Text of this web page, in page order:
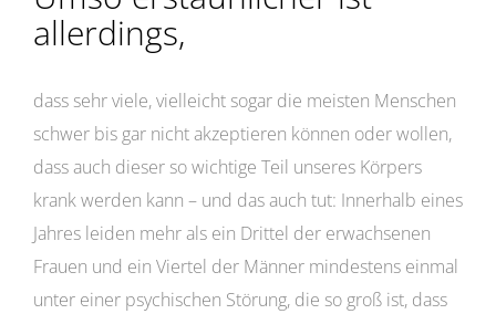
allerdings,
dass sehr viele, vielleicht sogar die meisten Menschen
schwer bis gar nicht akzeptieren können oder wollen,
dass auch dieser so wichtige Teil unseres Körpers
krank werden kann – und das auch tut: Innerhalb eines
Jahres leiden mehr als ein Drittel der erwachsenen
Frauen und ein Viertel der Männer mindestens einmal
unter einer psychischen Störung, die so groß ist, dass